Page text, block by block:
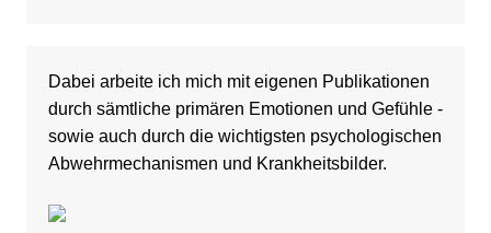
Dabei arbeite ich mich mit eigenen Publikationen
durch sämtliche primären Emotionen und Gefühle -
sowie auch durch die wichtigsten psychologischen
Abwehrmechanismen und Krankheitsbilder.